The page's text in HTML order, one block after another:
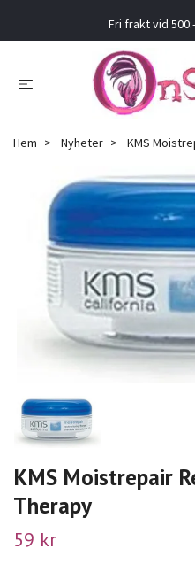
Fri frakt vid
Hem Nyheter KMS
KMS Moistrepair
Therapy
59 kr